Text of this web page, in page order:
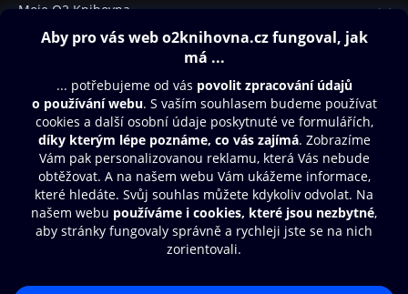
Moje O2 Knihovna
Další zábava
© O2 Czech Republic a.s.
Nákupní řád
Přístupnost
Zásady zpracování osobních údajů
Cookies